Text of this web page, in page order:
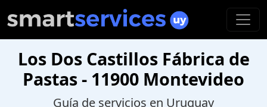
Los Dos Castillos Fábrica de
Pastas - 11900 Montevideo
Guía de servicios en Uruguay